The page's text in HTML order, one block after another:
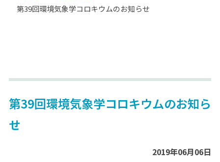
第39回環境気象学コロキウムのお知らせ
第39回環境気象学コロキウムのお知ら
せ
2019年06月06日